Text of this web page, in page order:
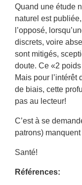
Quand une étude
naturel est
l’opposé,
discrets, voire
sont mitigés,
doute. Ce «2
Mais pour l’intérêt
de biais, cette
pas au lecteur!
C’est à se
patrons)
Santé!
Références: